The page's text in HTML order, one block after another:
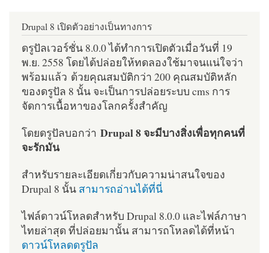
Drupal 8 เปิดตัวอย่างเป็นทางการ
ดรูปัลเวอร์ชั่น 8.0.0 ได้ทำการเปิดตัวเมื่อวันที่ 19
พ.ย. 2558 โดยได้ปล่อยให้ทดลองใช้มาจนแน่ใจว่า
พร้อมแล้ว ด้วยคุณสมบัติกว่า 200 คุณสมบัติหลัก
ของดรูปัล 8 นั้น จะเป็นการปล่อยระบบ cms การ
จัดการเนื้อหาของโลกครั้งสำคัญ
โดยดรูปัลบอกว่า Drupal 8 จะมีบางสิ่งเพื่อทุกคนที่
จะรักมัน
สำหรับรายละเอียดเกี่ยวกับความน่าสนใจของ
Drupal 8 นั้น สามารถอ่านได้ที่นี่
ไฟล์ดาวน์โหลดสำหรับ Drupal 8.0.0 และไฟล์ภาษา
ไทยล่าสุด ที่ปล่อยมานั้น สามารถโหลดได้ที่หน้า
ดาวน์โหลดดรูปัล